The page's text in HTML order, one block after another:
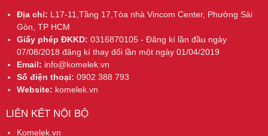
Địa chỉ: L17-11,Tầng 17,Tòa nhà Vincom Center, Phường Sài
Gòn, TP HCM
Giấy phép ĐKKD: 0316870105 - Đăng kí lần đầu ngày
07/08/2018 đăng kí thay đổi lần một ngày 01/04/2019
Email: info@komelek.vn
Số điện thoại: 0902 388 793
Website: komelek.vn
LIÊN KẾT NỘI BỘ
Komelek.vn